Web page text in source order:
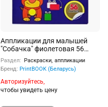
Аппликации для малышей
"Собачка" фиолетовая 56
наклеек
Раздел:
Раскраски, аппликации
Бренд: PrintBOOK (Беларусь)
Авторизуйтесь,
чтобы увидеть цену